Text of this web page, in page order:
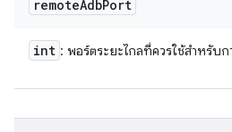
remoteAdbPort
int : พอร์ตระยะไกลที่ควรใช้สำหรับก